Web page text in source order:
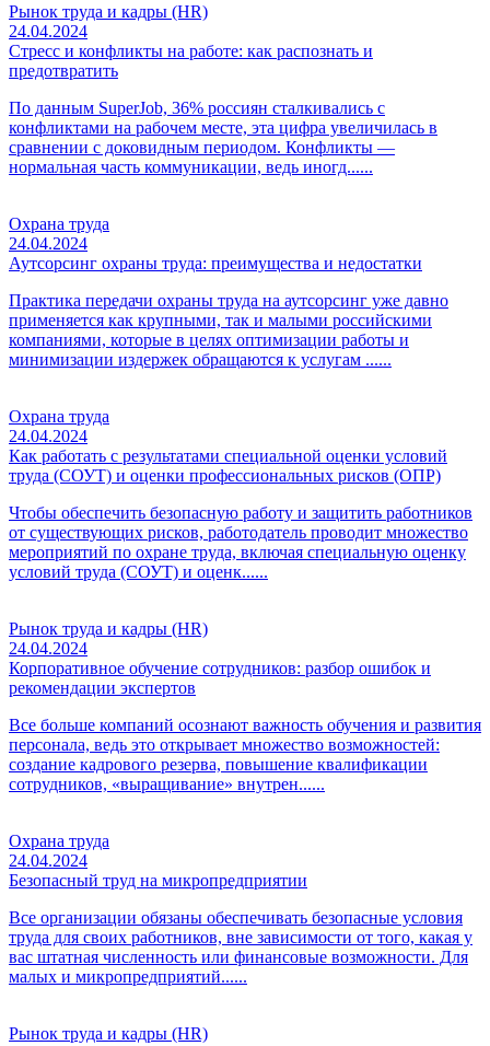
Рынок труда и кадры (HR)
24.04.2024
Стресс и конфликты на работе: как распознать и
предотвратить
По данным SuperJob, 36% россиян сталкивались с
конфликтами на рабочем месте, эта цифра увеличилась в
сравнении с доковидным периодом. Конфликты —
нормальная часть коммуникации, ведь иногд......
Охрана труда
24.04.2024
Аутсорсинг охраны труда: преимущества и недостатки
Практика передачи охраны труда на аутсорсинг уже давно
применяется как крупными, так и малыми российскими
компаниями, которые в целях оптимизации работы и
минимизации издержек обращаются к услугам ......
Охрана труда
24.04.2024
Как работать с результатами специальной оценки условий
труда (СОУТ) и оценки профессиональных рисков (ОПР)
Чтобы обеспечить безопасную работу и защитить работников
от существующих рисков, работодатель проводит множество
мероприятий по охране труда, включая специальную оценку
условий труда (СОУТ) и оценк......
Рынок труда и кадры (HR)
24.04.2024
Корпоративное обучение сотрудников: разбор ошибок и
рекомендации экспертов
Все больше компаний осознают важность обучения и развития
персонала, ведь это открывает множество возможностей:
создание кадрового резерва, повышение квалификации
сотрудников, «выращивание» внутрен......
Охрана труда
24.04.2024
Безопасный труд на микропредприятии
Все организации обязаны обеспечивать безопасные условия
труда для своих работников, вне зависимости от того, какая у
вас штатная численность или финансовые возможности. Для
малых и микропредприятий......
Рынок труда и кадры (HR)